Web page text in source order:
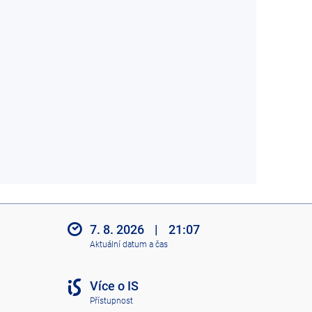
7. 8. 2026 | 21:07
Aktuální datum a čas
Více o IS
Přístupnost